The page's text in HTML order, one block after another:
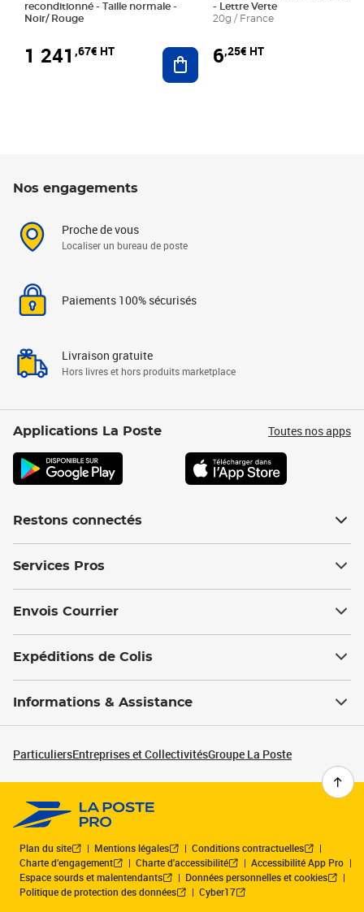
reconditionné - Taille normale -
Noir/ Rouge
1 241 ,67€ HT Ajouter au panier
- Lettre Verte
20g / France
6,25€ HT
Nos engagements
Proche de vous
Localiser un bureau de poste
Paiements 100% sécurisés
Livraison gratuite
Hors livres et hors produits marketplace
Applications La Poste Toutes nos apps
Restons connectés
Services Pros
Envois Courrier
Expéditions de Colis
Informations & Assistance
ParticuliersEntreprises et CollectivitésGroupe La Poste
Plan du site Mentions légales
Conditions contractuelles
Charte d’engagement
Charte d'accessibilité
Accessibilité App Pro
Espace sourds et malentendants
Données personnelles et cookies
Politique de protection des données
Cyber17